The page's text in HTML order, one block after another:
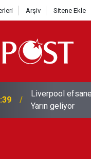
Arşiv Sitene Ekle
Liverpool
Yarın geliyor